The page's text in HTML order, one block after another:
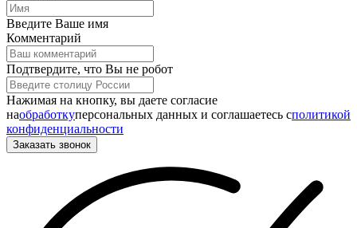
Введите Ваше имя
Комментарий
Подтвердите, что Вы не робот
Нажимая на кнопку, вы даете согласие
наобработкуперсональных данных и соглашаетесь cполитикой
конфиденциальности
Заказать звонок